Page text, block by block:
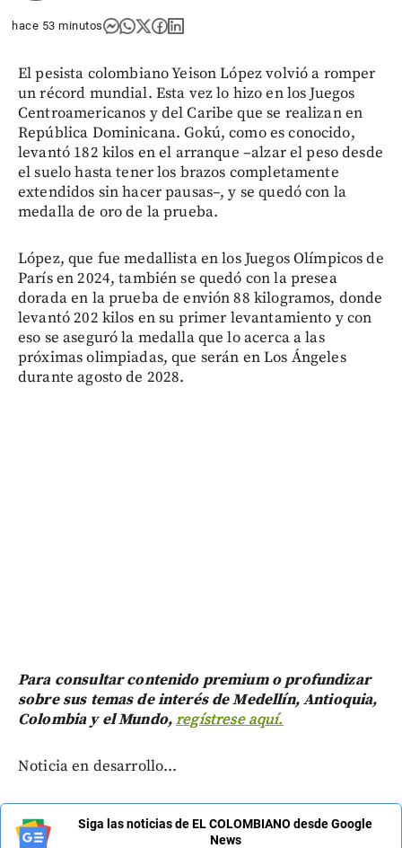
hace 53 minutos
El pesista colombiano Yeison López volvió a romper
un récord mundial. Esta vez lo hizo en los Juegos
Centroamericanos y del Caribe que se realizan en
República Dominicana. Gokú, como es conocido,
levantó 182 kilos en el arranque –alzar el peso desde
el suelo hasta tener los brazos completamente
extendidos sin hacer pausas–, y se quedó con la
medalla de oro de la prueba.
López, que fue medallista en los Juegos Olímpicos de
París en 2024, también se quedó con la presea
dorada en la prueba de envión 88 kilogramos, donde
levantó 202 kilos en su primer levantamiento y con
eso se aseguró la medalla que lo acerca a las
próximas olimpiadas, que serán en Los Ángeles
durante agosto de 2028.
Para consultar contenido premium o profundizar
sobre sus temas de interés de Medellín, Antioquia,
Colombia y el Mundo,regístrese aquí.
Noticia en desarrollo...
Siga las noticias de EL COLOMBIANO desde Google
News